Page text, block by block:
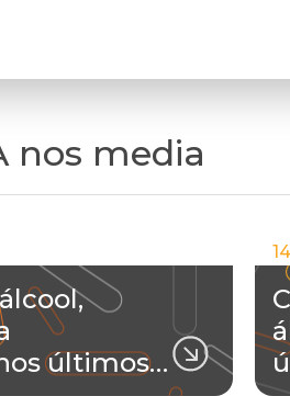
nos media
últimos…